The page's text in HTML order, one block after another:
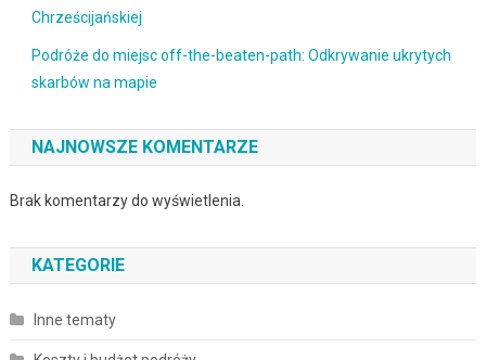
Chrześcijańskiej
Podróże do miejsc off-the-beaten-path: Odkrywanie ukrytych
skarbów na mapie
NAJNOWSZE KOMENTARZE
Brak komentarzy do wyświetlenia.
KATEGORIE
Inne tematy